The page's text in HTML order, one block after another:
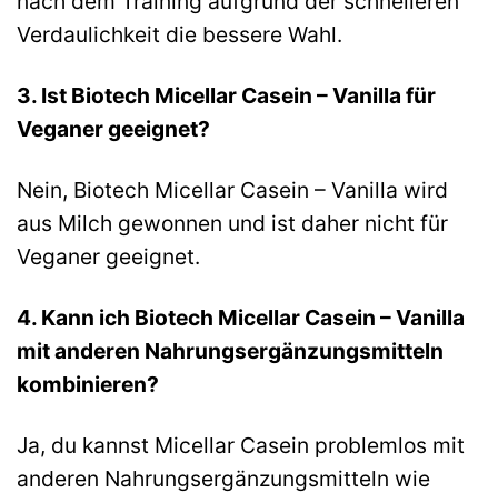
Verdaulichkeit die bessere Wahl.
3. Ist Biotech Micellar Casein – Vanilla für
Veganer geeignet?
Nein, Biotech Micellar Casein – Vanilla wird
aus Milch gewonnen und ist daher nicht für
Veganer geeignet.
4. Kann ich Biotech Micellar Casein – Vanilla
mit anderen Nahrungsergänzungsmitteln
kombinieren?
Ja, du kannst Micellar Casein problemlos mit
anderen Nahrungsergänzungsmitteln wie